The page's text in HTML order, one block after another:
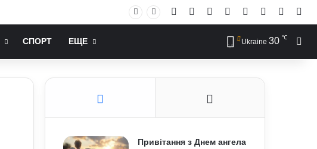
Facebook YouTubeInstagram
RSS Log In
СПОРТ ЕЩЕ Ukraine 30 ℃
Привітання з Днем ангела